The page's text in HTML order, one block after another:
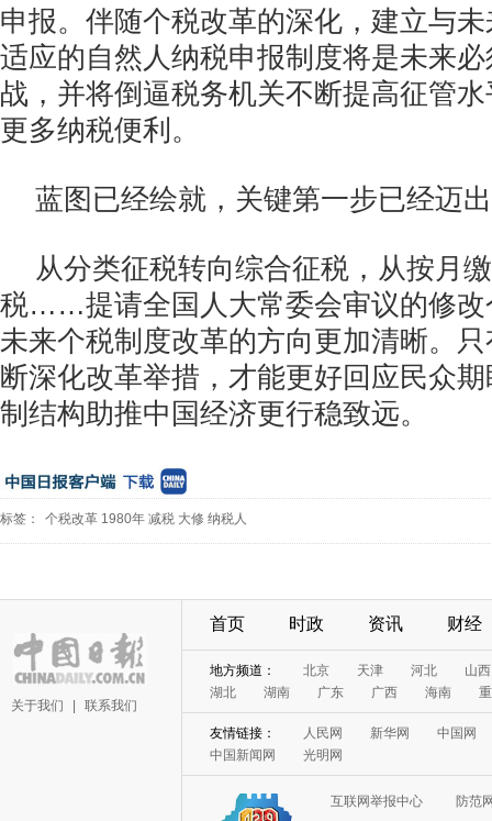
申报。伴随个税改革的深化，建立与
适应的自然人纳税申报制度将是未来
战，并将倒逼税务机关不断提高征管
更多纳税便利。
蓝图已经绘就，关键第一步已经迈
从分类征税转向综合征税，从按月
税……提请全国人大常委会审议的修改
未来个税制度改革的方向更加清晰。
断深化改革举措，才能更好回应民众
制结构助推中国经济更行稳致远。
标签： 个税改革 1980年 减税 大修 纳税人
关于我们 联系我们
首页 时政 资讯 财经
地方频道： 北京 天津 河北
山西
湖北
湖南 广东 广西 海南
友情链接： 人民网 新华网
中国网
中国新闻网
光明网
互联网举报中心 防范